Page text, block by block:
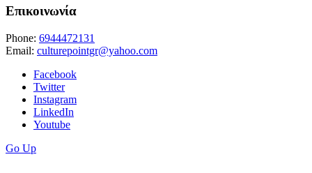
Επικοινωνία
Phone: 6944472131
Email: culturepointgr@yahoo.com
Facebook
Twitter
Instagram
LinkedIn
Youtube
Go Up